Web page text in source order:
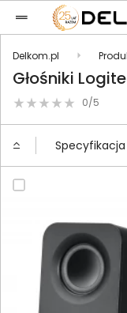
Delkom.pl
Głośniki
0/5
Specyfikacja